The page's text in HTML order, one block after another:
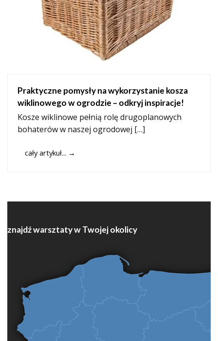
Praktyczne pomysły na wykorzystanie kosza
wiklinowego w ogrodzie – odkryj inspiracje!
Kosze wiklinowe pełnią rolę drugoplanowych
bohaterów w naszej ogrodowej […]
cały artykuł... →
znajdź warsztaty w Twojej okolicy